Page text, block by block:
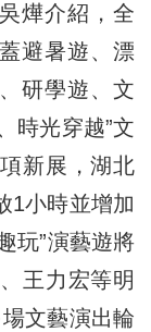
燁介紹，全
避暑遊、漂
研學遊、文
時光穿越”文
新展，湖北
1小時並增加
玩”演藝遊將
王力宏等明
文藝演出輪